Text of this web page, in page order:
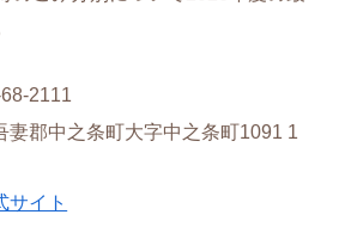
2111
妻郡中之条町大字中之条町1091 1
サイト